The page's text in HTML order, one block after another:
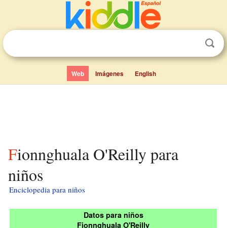
Web Imágenes English
Fionnghuala O'Reilly para
niños
Enciclopedia para niños
Datos para niños
Fionnghuala O'Reilly